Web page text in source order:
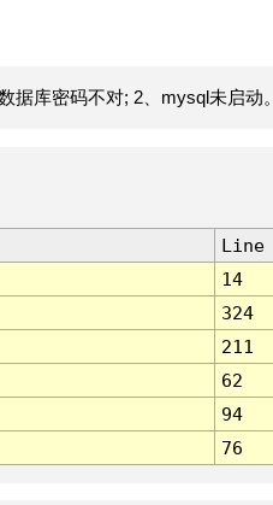
据库密码不对; 2、mysql未启动。
Line
14
324
211
62
94
76